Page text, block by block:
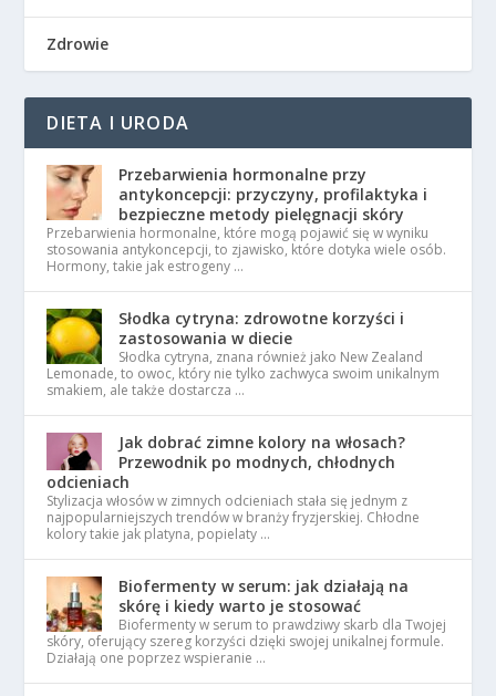
Zdrowie
DIETA I URODA
Przebarwienia hormonalne przy
antykoncepcji: przyczyny, profilaktyka i
bezpieczne metody pielęgnacji skóry
Przebarwienia hormonalne, które mogą pojawić się w wyniku
stosowania antykoncepcji, to zjawisko, które dotyka wiele osób.
Hormony, takie jak estrogeny …
Słodka cytryna: zdrowotne korzyści i
zastosowania w diecie
Słodka cytryna, znana również jako New Zealand
Lemonade, to owoc, który nie tylko zachwyca swoim unikalnym
smakiem, ale także dostarcza …
Jak dobrać zimne kolory na włosach?
Przewodnik po modnych, chłodnych
odcieniach
Stylizacja włosów w zimnych odcieniach stała się jednym z
najpopularniejszych trendów w branży fryzjerskiej. Chłodne
kolory takie jak platyna, popielaty …
Biofermenty w serum: jak działają na
skórę i kiedy warto je stosować
Biofermenty w serum to prawdziwy skarb dla Twojej
skóry, oferujący szereg korzyści dzięki swojej unikalnej formule.
Działają one poprzez wspieranie …